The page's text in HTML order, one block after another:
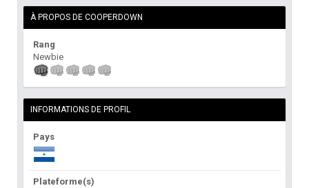
À PROPOS DE COOPERDOWN
Rang
Newbie
INFORMATIONS DE PROFIL
Pays
Plateforme(s)